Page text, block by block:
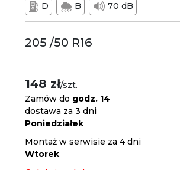
D B 70 dB
205 /50 R16
148 zł/szt.
Zamów do godz. 14
dostawa za 3 dni
Poniedziałek
Montaż w serwisie za 4 dni
Wtorek